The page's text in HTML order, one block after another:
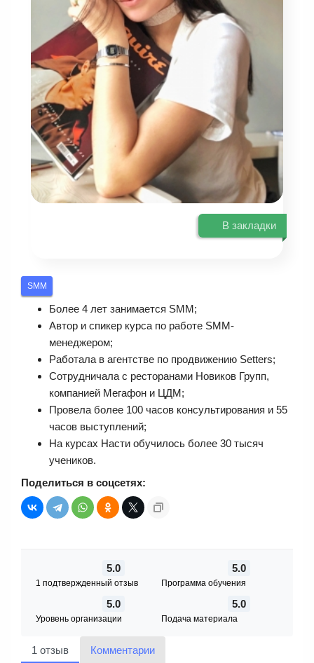
В закладки
SMM
Более 4 лет занимается SMM;
Автор и спикер курса по работе SMM-
менеджером;
Работала в агентстве по продвижению Setters;
Сотрудничала с ресторанами Новиков Групп,
компанией Мегафон и ЦДМ;
Провела более 100 часов консультирования и 55
часов выступлений;
На курсах Насти обучилось более 30 тысяч
учеников.
Поделиться в соцсетях:
5.0
1 подтвержденный отзыв
5.0
Программа обучения
5.0
Уровень организации
5.0
Подача материала
1 отзыв Комментарии